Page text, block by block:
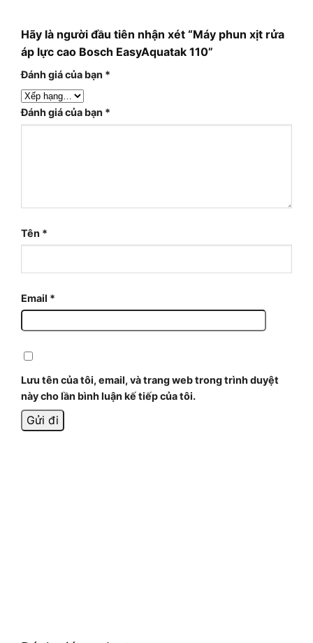
Hãy là người đầu tiên nhận xét “Máy phun xịt rửa
áp lực cao Bosch EasyAquatak 110”
Đánh giá của bạn *
Đánh giá của bạn *
Tên *
Email *
Lưu tên của tôi, email, và trang web trong trình duyệt
này cho lần bình luận kế tiếp của tôi.